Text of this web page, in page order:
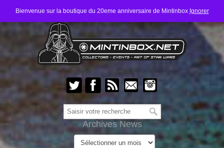
Bienvenue sur la boutique du 20eme anniversaire de Mintinbox Ignorer
Archives News